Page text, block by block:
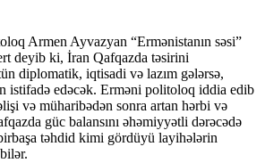
Armen Ayvazyan “Ermənistanın səsi”
deyib ki, İran Qafqazda təsirini
diplomatik, iqtisadi və lazım gələrsə,
istifadə edəcək. Erməni politoloq iddia edib
və müharibədən sonra artan hərbi və
güc balansını əhəmiyyətli dərəcədə
təhdid kimi gördüyü layihələrin